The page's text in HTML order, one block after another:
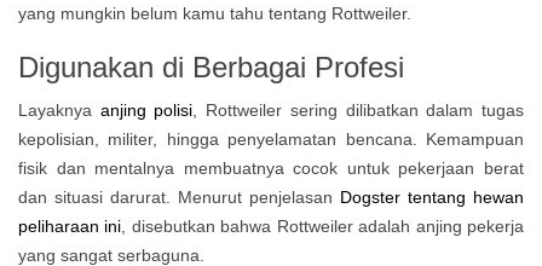
yang mungkin belum kamu tahu tentang Rottweiler.
Digunakan di Berbagai Profesi
Layaknya anjing polisi , Rottweiler sering dilibatkan dalam tugas
kepolisian, militer, hingga penyelamatan bencana. Kemampuan
fisik dan mentalnya membuatnya cocok untuk pekerjaan berat
dan situasi darurat. Menurut penjelasan Dogster tentang hewan
peliharaan ini , disebutkan bahwa Rottweiler adalah anjing pekerja
yang sangat serbaguna.